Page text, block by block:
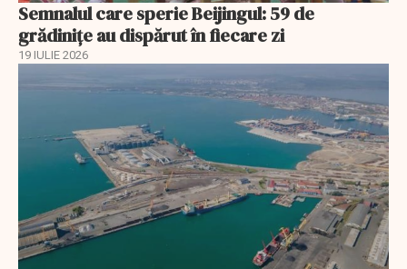
Semnalul care sperie Beijingul: 59 de
grădinițe au dispărut în fiecare zi
19 IULIE 2026